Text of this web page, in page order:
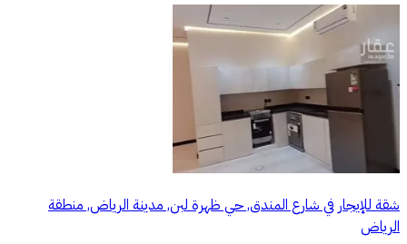
شقة للإيجار في شارع المندق, حي ظهرة لبن, مدينة الرياض, منطقة
الرياض